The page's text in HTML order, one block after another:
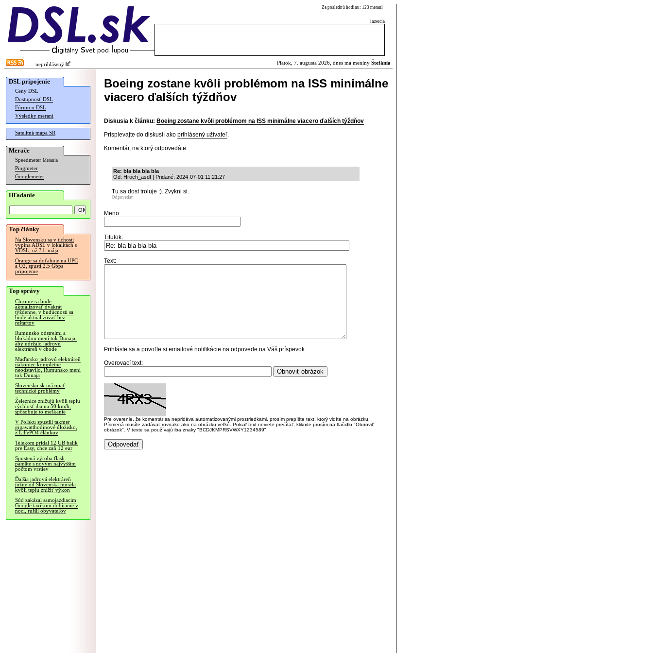
Za poslednú hodinu: 123 meraní
inzercia
neprihlásený Piatok, 7. augusta 2026, dnes má meniny Štefánia
DSL pripojenie
Ceny DSL
Dostupnosť DSL
Fórum o DSL
Výsledky meraní
Satelitná mapa SR
Merače
Speedmeter Merania
Pingmeter
Googlemeter
Hľadanie
Top články
Na Slovensku sa v tichosti
vypína ADSL v lokalitách s
VDSL, už 31. mája
Orange sa doťahuje na UPC
a O2, spustí 2.5 Gbps
pripojenie
Top správy
Chrome sa bude
aktualizovať dvakrát
týždenne, v budúcnosti sa
bude aktualizovať bez
reštartov
Rumunsko odstrelmi a
blokádou mení tok Dunaja,
aby udržalo jadrovú
elektráreň v chode
Maďarsko jadrovú elektráreň
nakoniec kompletne
neodstavilo, Rumunsko mení
tok Dunaja
Slovensko.sk má opäť
technické problémy
Železnice znižujú kvôli teplu
rýchlosť iba na 50 km/h,
spôsobuje to meškanie
V Poľsku spustili takmer
gigawatthodinové úložisko,
z LiFePO4 článkov
Telekom pridal 12 GB balík
pre Easy, chce zaň 12 eur
Spustená výroba flash
pamäte s novým najvyšším
počtom vrstiev
Ďalšia jadrová elektráreň
južne od Slovenska musela
kvôli teplu znížiť výkon
Súd zakázal samojazdiacim
Google taxíkom dobíjanie v
noci, rušili obyvateľov
Boeing zostane kvôli problémom na ISS minimálne
viacero ďalších týždňov
Diskusia k článku: Boeing zostane kvôli problémom na ISS minimálne viacero ďalších týždňov
Prispievajte do diskusií ako prihlásený užívateľ.
Komentár, na ktorý odpovedáte:
Re: bla bla bla bla
Od: Hroch_asdf | Pridané: 2024-07-01 11:21:27
Tu sa dost troluje :). Zvykni si.
Odpovedať
Meno:
Titulok:
Text:
Prihláste sa a povoľte si emailové notifikácie na odpovede na Váš príspevok.
Overovací text:
Pre overenie, že komentár sa nepridáva automatizovanými prostriedkami, prosím prepíšte text, ktorý vidíte na obrázku.
Písmená musíte zadávať rovnako ako na obrázku veľké. Pokiaľ text neviete prečítať, kliknite prosím na tlačidlo "Obnoviť
obrázok". V texte sa používajú iba znaky "BCDJKMPRSVWXY1234589".